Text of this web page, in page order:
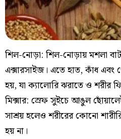
শিল-নোড়া: শিল-নোড়ায় মশলা
এক্সারসাইজ। এতে হাত, কাঁধ এবং
হয়, যা ক্যালোরি ঝরাতে ও শরীর
মিক্সার: স্রেফ সুইচে আঙুল
সাশ্রয় হলেও শরীরের কোনো
হয় না।